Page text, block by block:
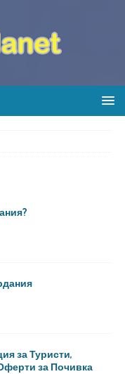
за Туристи,
за Почивка